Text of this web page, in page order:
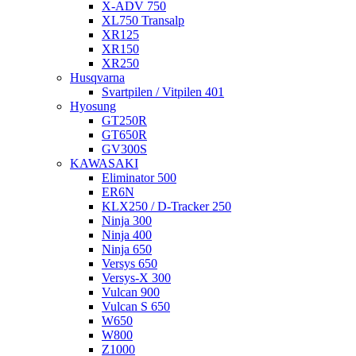
X-ADV 750
XL750 Transalp
XR125
XR150
XR250
Husqvarna
Svartpilen / Vitpilen 401
Hyosung
GT250R
GT650R
GV300S
KAWASAKI
Eliminator 500
ER6N
KLX250 / D-Tracker 250
Ninja 300
Ninja 400
Ninja 650
Versys 650
Versys-X 300
Vulcan 900
Vulcan S 650
W650
W800
Z1000